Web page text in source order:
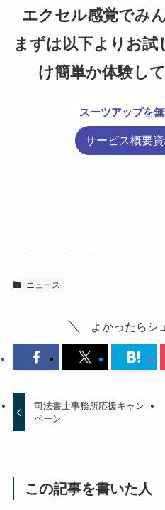
エクセル感覚でみ
まずは以下よりお
け簡単か体験し
スーツアップを
サービス概要
ニュース
よかったらシ
司法書士事務所応援キャン
ペーン
この記事を書いた人